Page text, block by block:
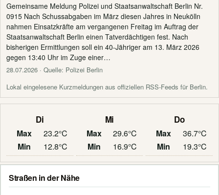
Gemeinsame Meldung Polizei und Staatsanwaltschaft Berlin Nr.
0915 Nach Schussabgaben im März diesen Jahres in Neukölln
nahmen Einsatzkräfte am vergangenen Freitag im Auftrag der
Staatsanwaltschaft Berlin einen Tatverdächtigen fest. Nach
bisherigen Ermittlungen soll ein 40-Jähriger am 13. März 2026
gegen 13:40 Uhr im Zuge einer…
28.07.2026 · Quelle: Polizei Berlin
Lokal eingelesene Kurzmeldungen aus offiziellen RSS-Feeds für Berlin.
Di
Max
23.2°C
Min
12.8°C
Mi
Max
29.6°C
Min
16.9°C
Do
Max
36.7°C
Min
19.3°C
Straßen in der Nähe